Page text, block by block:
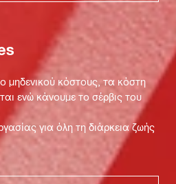
μηδενικού κόστους, τα κόστη
ενώ κάνουμε το σέρβις του
για όλη τη διάρκεια ζωής